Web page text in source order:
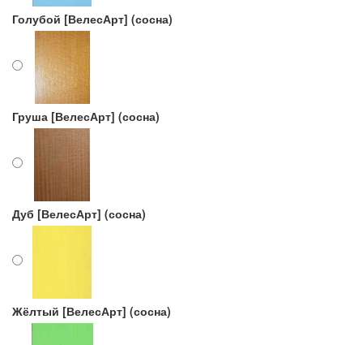
Голубой [ВелесАрт] (сосна)
Груша [ВелесАрт] (сосна)
Дуб [ВелесАрт] (сосна)
Жёлтый [ВелесАрт] (сосна)